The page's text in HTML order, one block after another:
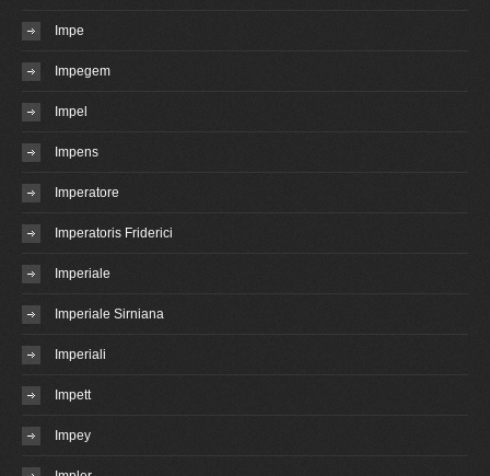
Impe
Impegem
Impel
Impens
Imperatore
Imperatoris Friderici
Imperiale
Imperiale Sirniana
Imperiali
Impett
Impey